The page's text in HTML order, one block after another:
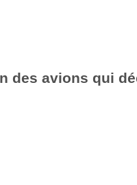
des avions qui